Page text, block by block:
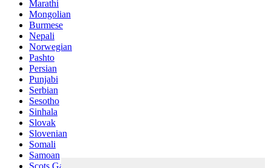
Marathi
Mongolian
Burmese
Nepali
Norwegian
Pashto
Persian
Punjabi
Serbian
Sesotho
Sinhala
Slovak
Slovenian
Somali
Samoan